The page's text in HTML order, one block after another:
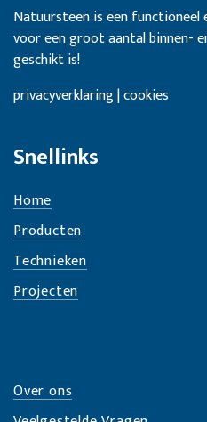
Natuursteen is een functioneel
voor een groot aantal binnen-
geschikt is!
privacyverklaring | cookies
Snellinks
Home
Producten
Technieken
Projecten
Over ons